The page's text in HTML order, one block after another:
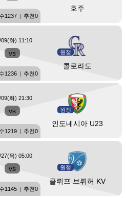
호주
1237 | 추천0
vs 원정
콜로라도
09(화) 11:10
1236 | 추천0
vs 원정
인도네시아 U23
09(화) 21:30
1219 | 추천0
vs 원정
클뤼프 브뤼허 KV
27(목) 05:00
1145 | 추천0